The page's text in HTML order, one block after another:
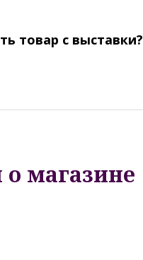
товар с выставки?
магазине